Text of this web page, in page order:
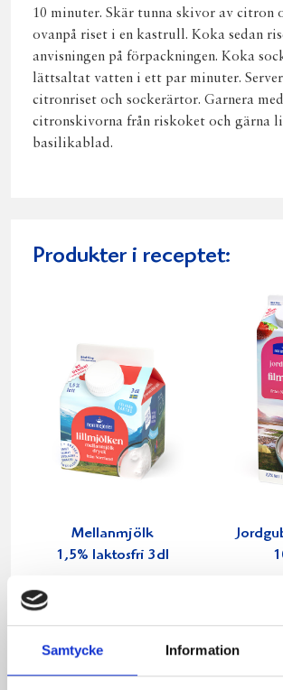
Samtycke Information
10 minuter. Skär tunna skivor av citron
ovanpå riset i en kastrull. Koka sedan
anvisningen på förpackningen. Koka
lättsaltat vatten i ett par minuter.
citronriset och sockerärtor. Garnera med
citronskivorna från riskoket och gärna
basilikablad.
Produkter i receptet:
Mellanmjölk
1,5% laktosfri 3dl